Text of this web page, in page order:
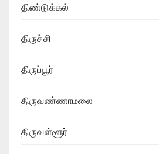
திண்டுக்கல்
திருச்சி
திருப்பூர்
திருவண்ணாமலை
திருவள்ளூர்